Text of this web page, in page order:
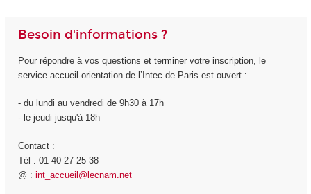
Besoin d'informations ?
Pour répondre à vos questions et terminer votre inscription, le
service accueil-orientation de l’Intec de Paris est ouvert :
- du lundi au vendredi de 9h30 à 17h
- le jeudi jusqu'à 18h
Contact :
Tél : 01 40 27 25 38
@ : int_accueil@lecnam.net